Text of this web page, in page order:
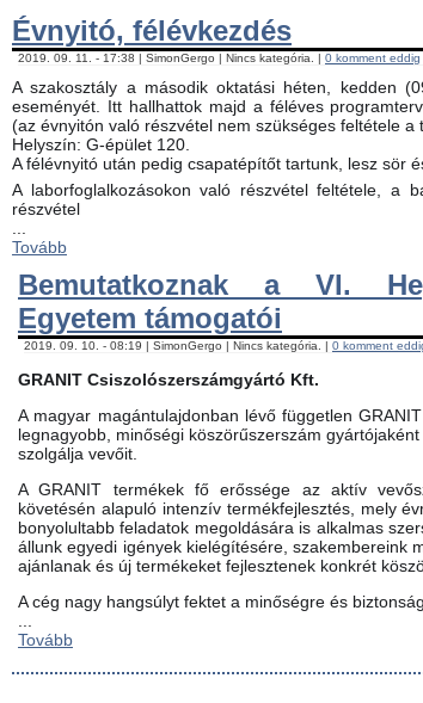
Évnyitó, félévkezdés
2019. 09. 11. - 17:38 | SimonGergo | Nincs kategória. | 0 komment eddig
A szakosztály a második oktatási héten, kedden
eseményét. Itt hallhattok majd a féléves
(az évnyitón való részvétel nem szükséges feltétele a
Helyszín: G-épület 120.
A félévnyitó után pedig csapatépítőt tartunk, lesz sör
A laborfoglalkozásokon való részvétel feltétele, a
részvétel
Tovább
Bemutatkoznak a VI.
Egyetem támogatói
2019. 09. 10. - 08:19 | SimonGergo | Nincs kategória. | 0 komment
GRANIT Csiszolószerszámgyártó Kft.
A magyar magántulajdonban lévő független
legnagyobb, minőségi köszörűszerszám
szolgálja vevőit.
A GRANIT termékek fő erőssége az aktív
követésén alapuló intenzív termékfejlesztés, mely
bonyolultabb feladatok megoldására is alkalmas
állunk egyedi igények kielégítésére, szakembereink
ajánlanak és új termékeket fejlesztenek konkrét
A cég nagy hangsúlyt fektet a minőségre és
Tovább